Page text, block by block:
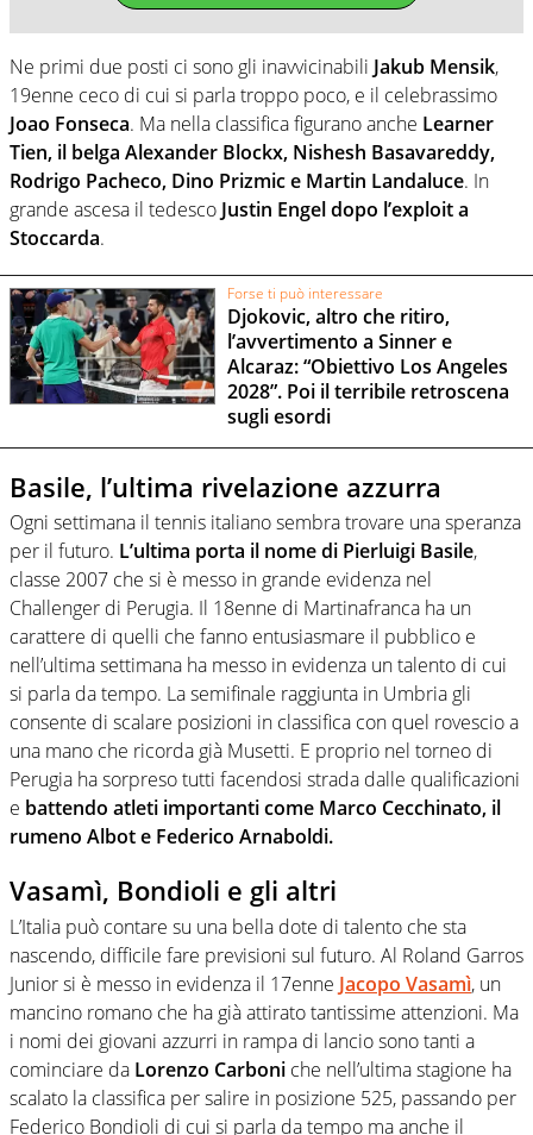
Ne primi due posti ci sono gli inavvicinabili Jakub Mensik,
19enne ceco di cui si parla troppo poco, e il celebrassimo
Joao Fonseca. Ma nella classifica figurano anche Learner
Tien, il belga Alexander Blockx, Nishesh Basavareddy,
Rodrigo Pacheco, Dino Prizmic e Martin Landaluce. In
grande ascesa il tedesco Justin Engel dopo l’exploit a
Stoccarda.
Forse ti può interessare
Djokovic, altro che ritiro,
l’avvertimento a Sinner e
Alcaraz: “Obiettivo Los Angeles
2028”. Poi il terribile retroscena
sugli esordi
Basile, l’ultima rivelazione azzurra
Ogni settimana il tennis italiano sembra trovare una speranza
per il futuro. L’ultima porta il nome di Pierluigi Basile,
classe 2007 che si è messo in grande evidenza nel
Challenger di Perugia. Il 18enne di Martinafranca ha un
carattere di quelli che fanno entusiasmare il pubblico e
nell’ultima settimana ha messo in evidenza un talento di cui
si parla da tempo. La semifinale raggiunta in Umbria gli
consente di scalare posizioni in classifica con quel rovescio a
una mano che ricorda già Musetti. E proprio nel torneo di
Perugia ha sorpreso tutti facendosi strada dalle qualificazioni
e battendo atleti importanti come Marco Cecchinato, il
rumeno Albot e Federico Arnaboldi.
Vasamì, Bondioli e gli altri
L’Italia può contare su una bella dote di talento che sta
nascendo, difficile fare previsioni sul futuro. Al Roland Garros
Junior si è messo in evidenza il 17enne Jacopo Vasamì, un
mancino romano che ha già attirato tantissime attenzioni. Ma
i nomi dei giovani azzurri in rampa di lancio sono tanti a
cominciare da Lorenzo Carboni che nell’ultima stagione ha
scalato la classifica per salire in posizione 525, passando per
Federico Bondioli di cui si parla da tempo ma anche il